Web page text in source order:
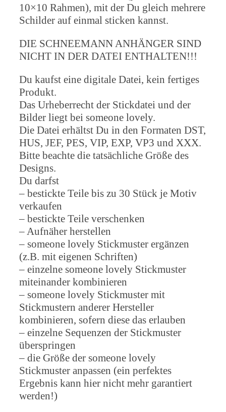
10×10 Rahmen), mit der Du gleich mehrere
Schilder auf einmal sticken kannst.
DIE SCHNEEMANN ANHÄNGER SIND
NICHT IN DER DATEI ENTHALTEN!!!
Du kaufst eine digitale Datei, kein fertiges
Produkt.
Das Urheberrecht der Stickdatei und der
Bilder liegt bei someone lovely.
Die Datei erhältst Du in den Formaten DST,
HUS, JEF, PES, VIP, EXP, VP3 und XXX.
Bitte beachte die tatsächliche Größe des
Designs.
Du darfst
– bestickte Teile bis zu 30 Stück je Motiv
verkaufen
– bestickte Teile verschenken
– Aufnäher herstellen
– someone lovely Stickmuster ergänzen
(z.B. mit eigenen Schriften)
– einzelne someone lovely Stickmuster
miteinander kombinieren
– someone lovely Stickmuster mit
Stickmustern anderer Hersteller
kombinieren, sofern diese das erlauben
– einzelne Sequenzen der Stickmuster
überspringen
– die Größe der someone lovely
Stickmuster anpassen (ein perfektes
Ergebnis kann hier nicht mehr garantiert
werden!)